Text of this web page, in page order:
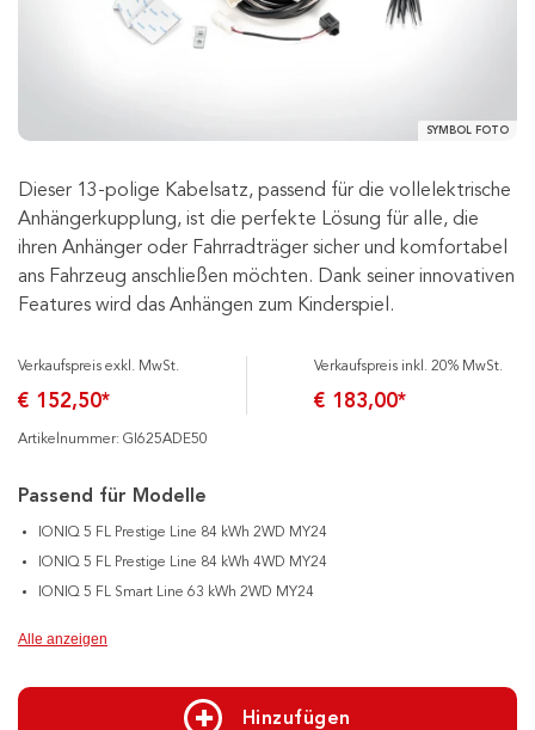
SYMBOL FOTO
Dieser 13-polige Kabelsatz, passend für die vollelektrische
Anhängerkupplung, ist die perfekte Lösung für alle, die
ihren Anhänger oder Fahrradträger sicher und komfortabel
ans Fahrzeug anschließen möchten. Dank seiner innovativen
Features wird das Anhängen zum Kinderspiel.
Verkaufspreis exkl. MwSt.
€ 152,50*
Verkaufspreis inkl. 20% MwSt.
€ 183,00*
Artikelnummer: GI625ADE50
Passend für Modelle
IONIQ 5 FL Prestige Line 84 kWh 2WD MY24
IONIQ 5 FL Prestige Line 84 kWh 4WD MY24
IONIQ 5 FL Smart Line 63 kWh 2WD MY24
Alle anzeigen
Hinzufügen